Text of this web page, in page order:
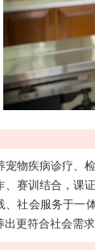
宠物疾病诊疗、
、赛训结合，课
、社会服务于一
更符合社会需